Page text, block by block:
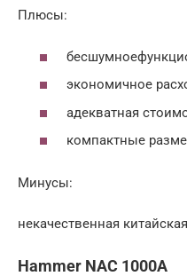
Плюсы:
экономичное
адекватная
компактные
Минусы:
некачественная
Hammer NAC 1000A